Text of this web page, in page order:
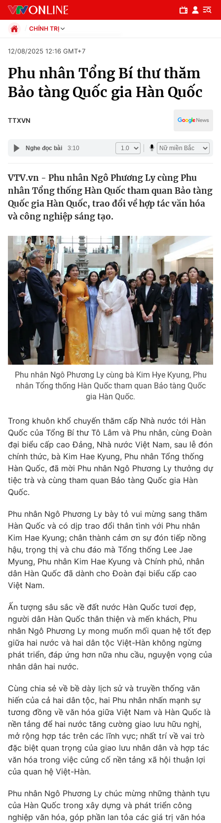
Chuyên mục
Chính trị
Y tế
Thế giới
Tin tức
Thế giới đó đây
Câu chuyện quốc tế
Kinh tế
Tài chính
Thị trường
Góc doanh nghiệp
Dữ liệu và đời sống
Truyền hình
Phim VTV
Hậu trường
Nhân vật
Khán giả
Giải trí
Điện ảnh
Âm nhạc
Sao
Đời sống
Du lịch
Chất lượng cuộc sống
Giáo dục
Học trực tuyến
Công nghệ
Hitech Công nghệ tương lai
Sản phẩm
Thị trường
Tư vấn
Giao lưu trực tuyến
Lịch phát sóng
Chuyên mục khác
Emagazine Podcast
Photo Infographic
Video
VTV Money VTV Thể thao
VTV Sức khoẻ Bất động sản
Thị trường 24h
VTV4 Vươn mình bằng AI
VTV9 VTV8
Liên hệ tòa soạn English
THỜI BÁO VTV
CHÍNH TRỊ
Xã hội
Pháp luật
Thể thao
Đời sống
Giáo dục
12/08/2025 12:16 GMT+7
Phu nhân Tổng Bí thư thăm
Bảo tàng Quốc gia Hàn Quốc
TTXVN
Nghe đọc bài 3:10
VTV.vn - Phu nhân Ngô Phương Ly cùng Phu
nhân Tổng thống Hàn Quốc tham quan Bảo tàng
Quốc gia Hàn Quốc, trao đổi về hợp tác văn hóa
và công nghiệp sáng tạo.
Phu nhân Ngô Phương Ly cùng bà Kim Hye Kyung, Phu
nhân Tổng thống Hàn Quốc tham quan Bảo tàng Quốc
gia Hàn Quốc.
Trong khuôn khổ chuyến thăm cấp Nhà nước tới Hàn
Quốc của Tổng Bí thư Tô Lâm và Phu nhân, cùng Đoàn
đại biểu cấp cao Đảng, Nhà nước Việt Nam, sau lễ đón
chính thức, bà Kim Hae Kyung, Phu nhân Tổng thống
Hàn Quốc, đã mời Phu nhân Ngô Phương Ly thưởng dự
tiệc trà và cùng tham quan Bảo tàng Quốc gia Hàn
Quốc.
Phu nhân Ngô Phương Ly bày tỏ vui mừng sang thăm
Hàn Quốc và có dịp trao đổi thân tình với Phu nhân
Kim Hae Kyung; chân thành cảm ơn sự đón tiếp nồng
hậu, trọng thị và chu đáo mà Tổng thống Lee Jae
Myung, Phu nhân Kim Hae Kyung và Chính phủ, nhân
dân Hàn Quốc đã dành cho Đoàn đại biểu cấp cao
Việt Nam.
Ấn tượng sâu sắc về đất nước Hàn Quốc tươi đẹp,
người dân Hàn Quốc thân thiện và mến khách, Phu
nhân Ngô Phương Ly mong muốn mối quan hệ tốt đẹp
giữa hai nước và hai dân tộc Việt-Hàn không ngừng
phát triển, đáp ứng hơn nữa nhu cầu, nguyện vọng của
nhân dân hai nước.
Cùng chia sẻ về bề dày lịch sử và truyền thống văn
hiến của cả hai dân tộc, hai Phu nhân nhấn mạnh sự
tương đồng về văn hóa giữa Việt Nam và Hàn Quốc là
nền tảng để hai nước tăng cường giao lưu hữu nghị,
mở rộng hợp tác trên các lĩnh vực; nhất trí về vai trò
đặc biệt quan trọng của giao lưu nhân dân và hợp tác
văn hóa trong việc củng cố nền tảng xã hội thuận lợi
của quan hệ Việt-Hàn.
Phu nhân Ngô Phương Ly chúc mừng những thành tựu
của Hàn Quốc trong xây dựng và phát triển công
nghiệp văn hóa, góp phần lan tỏa các giá trị văn hóa